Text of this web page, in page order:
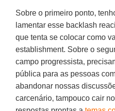
Sobre o primeiro ponto,
lamentar esse backlash
que tenta se colocar como
establishment. Sobre o
campo progressista,
pública para as pessoas
abandonar nossas
carcenário, tampouco cair no